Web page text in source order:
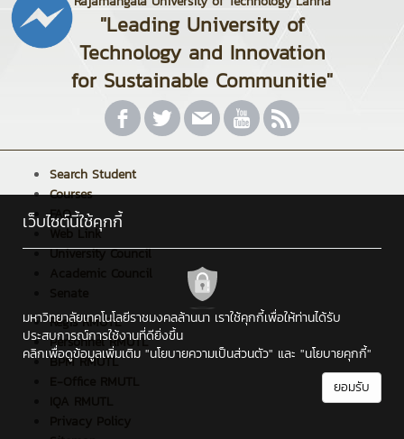
"Leading University of
Technology and Innovation
for Sustainable Communitie"
Search Student
Courses
FAQ
Web Link
University Council
Regis RMUTL
Personnel RMUTL
BPM RMUTL
เว็บไซต์นี้ใช้คุกกี้
มหาวิทยาลัยเทคโนโลยีราชมงคลล้านนา เราใช้คุกกี้เพื่อให้ท่านได้รับ
ประสบการณ์การใช้งานที่ดียิ่งขึ้น
คลิกเพื่อดูข้อมูลเพิ่มเติม "นโยบายความเป็นส่วนตัว" และ "นโยบายคุกกี้"
ยอมรับ